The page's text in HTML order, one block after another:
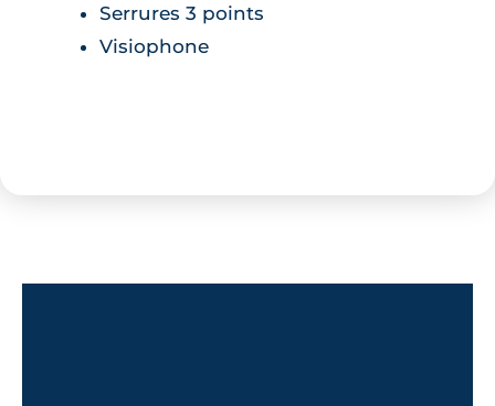
Serrures 3 points
Visiophone